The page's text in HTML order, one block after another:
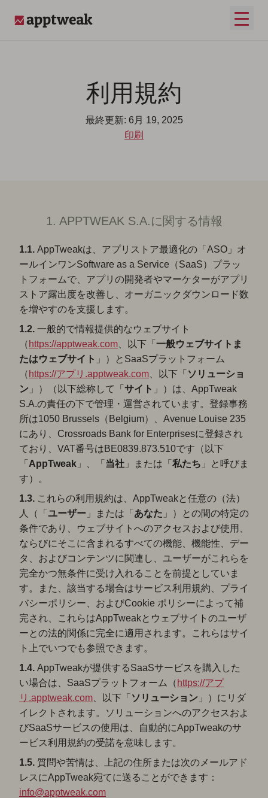
メイ
利用規約
最終更新: 6月 19, 2025
印刷
1. APPTWEAK S.A.に関する情報
1.1. AppTweakは、アプリストア最適化の「ASO」オ
ールインワンSoftware as a Service（SaaS）プラッ
トフォームで、アプリの開発者やマーケターがアプリ
ストア露出度を改善し、オーガニックダウンロード数
を増やすのを支援します。
1.2. 一般的で情報提供的なウェブサイト
（ https://apptweak.com 、以下「 一般ウェブサイトま
たはウェブサイト 」）とSaaSプラットフォーム
（ https://アプリ.apptweak.com 、以下「 ソリューショ
ン 」）（以下総称して「 サイト 」）は、AppTweak
S.A.の責任の下で管理・運営されています。登録事務
所は1050 Brussels（Belgium）、Avenue Louise 235
にあり、Crossroads Bank for Enterprisesに登録され
ており、VAT番号はBE0839.873.510です（以下
「 AppTweak 」、「 当社 」または「 私たち 」と呼びま
す）。
1.3. これらの利用規約は、AppTweakと任意の（法）
人（「 ユーザー 」または「 あなた 」）との間の特定の
条件であり、ウェブサイトへのアクセスおよび使用、
ならびにそこに含まれるすべての機能、機能性、デー
タ、およびコンテンツに関連し、ユーザーがこれらを
完全かつ無条件に受け入れることを前提としていま
す。また、該当する場合はサービス利用規約、プライ
バシーポリシー、およびCookie ポリシーによって補
完され、これらはAppTweakとウェブサイトのユーザ
ーとの法的関係に完全に適用されます。これらはサイ
ト上でいつでも参照できます。
1.4. AppTweakが提供するSaaSサービスを購入した
い場合は、SaaSプラットフォーム（ https://アプ
リ.apptweak.com 、以下「 ソリューション 」）にリダ
イレクトされます。ソリューションへのアクセスおよ
びSaaSサービスの使用は、自動的にAppTweakのサ
ービス利用規約の受諾を意味します。
1.5. 質問や苦情は、上記の住所または次のメールアド
レスにAppTweak宛てに送ることができます：
info@apptweak.com